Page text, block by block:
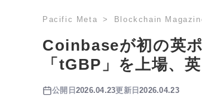
Pacific Meta Blockchain
Coinbaseが初の英
「tGBP」を上場、
公開日 2026.04.23更新日2026.04.23